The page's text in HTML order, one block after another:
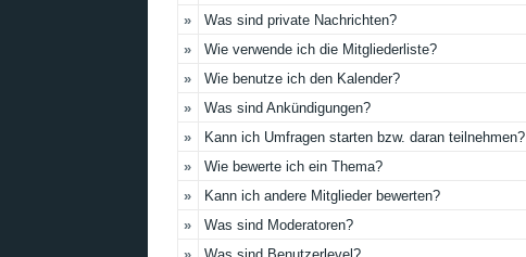
»
Was sind private Nachrichten?
»
Wie verwende ich die Mitgliederliste?
»
Wie benutze ich den Kalender?
»
Was sind Ankündigungen?
»
Kann ich Umfragen starten bzw. daran teilnehmen?
»
Wie bewerte ich ein Thema?
»
Kann ich andere Mitglieder bewerten?
»
Was sind Moderatoren?